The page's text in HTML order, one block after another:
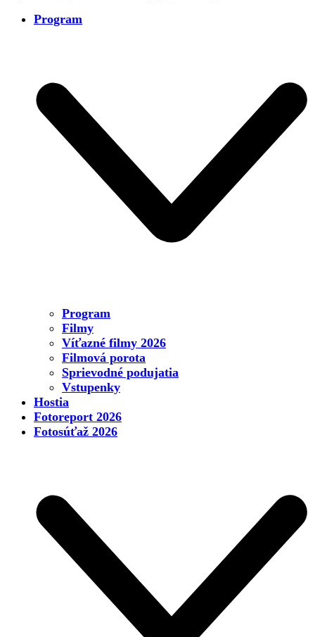
Program
Program
Filmy
Víťazné filmy 2026
Filmová porota
Sprievodné podujatia
Vstupenky
Hostia
Fotoreport 2026
Fotosúťaž 2026